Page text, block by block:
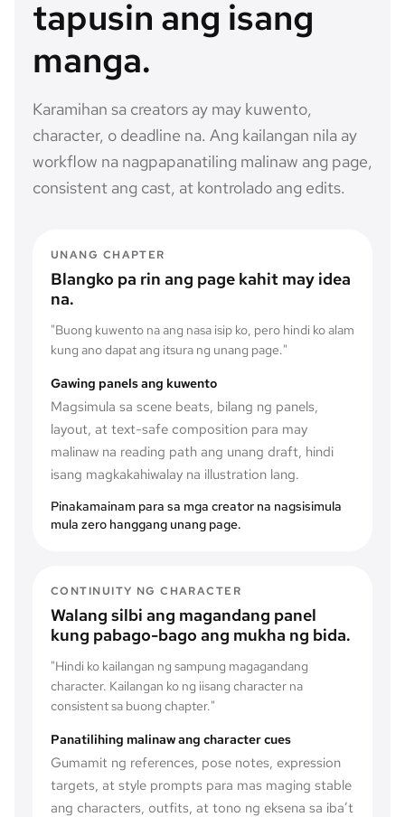
tapusin ang isang
manga.
Karamihan sa creators ay may kuwento,
character, o deadline na. Ang kailangan nila ay
workflow na nagpapanatiling malinaw ang page,
consistent ang cast, at kontrolado ang edits.
UNANG CHAPTER
Blangko pa rin ang page kahit may idea
na.
"Buong kuwento na ang nasa isip ko, pero hindi ko alam
kung ano dapat ang itsura ng unang page."
Gawing panels ang kuwento
Magsimula sa scene beats, bilang ng panels,
layout, at text-safe composition para may
malinaw na reading path ang unang draft, hindi
isang magkakahiwalay na illustration lang.
Pinakamainam para sa mga creator na nagsisimula
mula zero hanggang unang page.
CONTINUITY NG CHARACTER
Walang silbi ang magandang panel
kung pabago-bago ang mukha ng bida.
"Hindi ko kailangan ng sampung magagandang
character. Kailangan ko ng iisang character na
consistent sa buong chapter."
Panatilihing malinaw ang character cues
Gumamit ng references, pose notes, expression
targets, at style prompts para mas maging stable
ang characters, outfits, at tono ng eksena sa iba’t